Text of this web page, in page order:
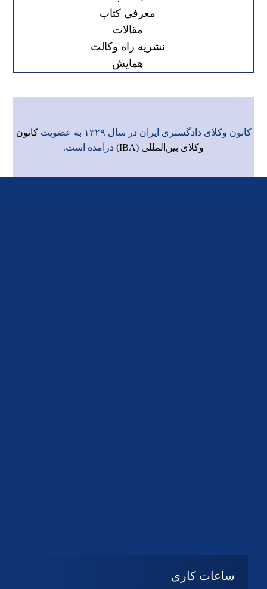
معرفی کتاب
مقالات
نشریه راه وکالت
همایش
کانون وکلای دادگستری ایران در سال ۱۳۲۹ به عضویت
کانون
وکلای بین‌المللی (IBA)
درآمده است.
ساعات کاری